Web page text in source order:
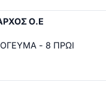
Ο.Ε
- 8 ΠΡΩΙ